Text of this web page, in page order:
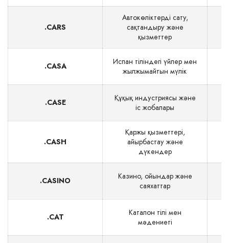
.CARS
Автокөліктерді сату,
сақтандыру және
қызметтер
.CASA
Испан тіліндегі үйлер мен
жылжымайтын мүлік
.CASE
Құқық индустриясы және
іс жобалары
.CASH
Қаржы қызметтері,
айырбастау және
дүкендер
.CASINO
Казино, ойындар және
саяхаттар
.CAT
Каталон тілі мен
мәдениеті